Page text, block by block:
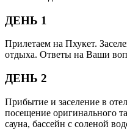
ДЕНЬ 1
Прилетаем на Пхукет.
отдыха. Ответы на Ваши
ДЕНЬ 2
Прибытие и заселение в
посещение оригинального
сауна, бассейн с соленой